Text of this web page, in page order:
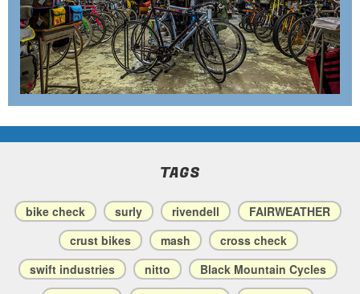
TAGS
bike check surly rivendell
FAIRWEATHER
crust bikes
mash
cross check
swift industries
nitto
Black Mountain Cycles